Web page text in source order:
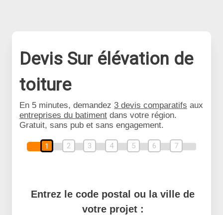
Devis Sur élévation de
toiture
En 5 minutes, demandez 3 devis comparatifs aux
entreprises du batiment dans votre région.
Gratuit, sans pub et sans engagement.
1 2 3 4 5 6 7
Entrez le code postal ou la ville de
votre projet :